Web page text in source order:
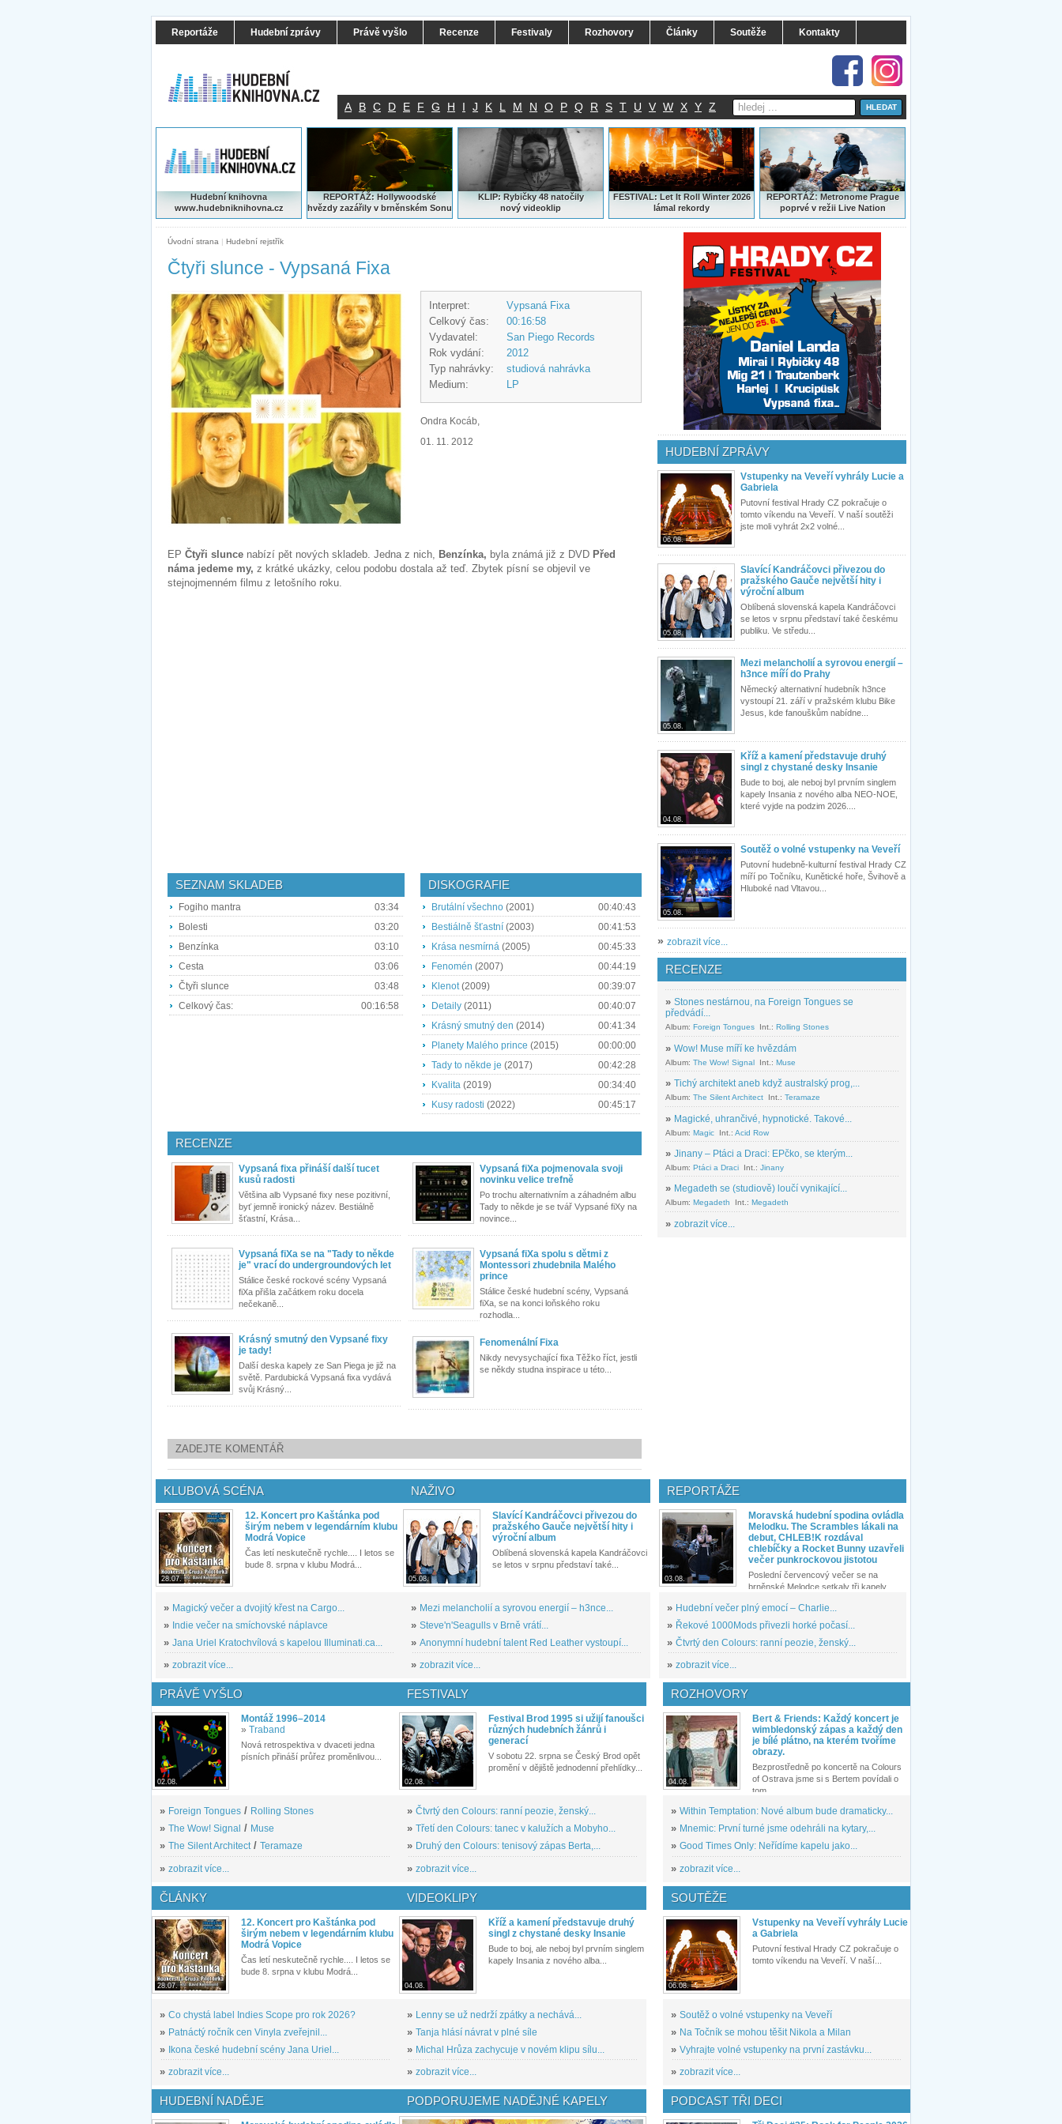
Reportáže Hudební zprávy Právě vyšlo Recenze Festivaly Rozhovory Články Soutěže Kontakty
A B C D E F G H I J K L M N O P Q R S T U V W X Y Z
Hudební knihovna
www.hudebniknihovna.cz
REPORTÁŽ: Hollywoodské
hvězdy zazářily v brněnském Sonu
KLIP: Rybičky 48 natočily
nový videoklip
FESTIVAL: Let It Roll Winter 2026
lámal rekordy
REPORTÁŽ:Metronome Prague
poprvé v režii Live Nation
Úvodní strana | Hudební rejstřík
Čtyři slunce - Vypsaná Fixa
Interpret:
Vypsaná Fixa
Celkový čas:
00:16:58
Vydavatel:
San Piego Records
Rok vydání:
2012
Typ nahrávky:
studiová nahrávka
Medium:
LP
Ondra Kocáb,
01. 11. 2012
EP Čtyři slunce nabízí pět nových skladeb. Jedna z nich, Benzínka, byla známá již z DVD Před
náma jedeme my, z krátké ukázky, celou podobu dostala až teď. Zbytek písní se objevil ve
stejnojmenném filmu z letošního roku.
SEZNAM SKLADEB
Fogiho mantra
03:34
Bolesti
03:20
Benzínka
03:10
Cesta
03:06
Čtyři slunce
03:48
Celkový čas:
00:16:58
DISKOGRAFIE
Brutální všechno (2001)
00:40:43
Bestiálně šťastní (2003)
00:41:53
Krása nesmírná (2005)
00:45:33
Fenomén (2007)
00:44:19
Klenot(2009)
00:39:07
Detaily (2011)
00:40:07
Krásný smutný den (2014)
00:41:34
Planety Malého prince (2015)
00:00:00
Tady to někde je (2017)
00:42:28
Kvalita (2019)
00:34:40
Kusy radosti (2022) 00:45:17
RECENZE
Vypsaná fixa přináší další tucet
kusů radosti
Většina alb Vypsané fixy nese pozitivní,
byť jemně ironický název. Bestiálně
šťastní, Krása...
Vypsaná fiXa pojmenovala svoji
novinku velice trefně
Po trochu alternativním a záhadném albu
Tady to někde je se tvář Vypsané fiXy na
novince...
Vypsaná fiXa se na "Tady to někde
je" vrací do undergroundových let
Stálice české rockové scény Vypsaná
fiXa přišla začátkem roku docela
nečekaně...
Vypsaná fiXa spolu s dětmi z
Montessori zhudebnila Malého
prince
Stálice české hudební scény, Vypsaná
fiXa, se na konci loňského roku
rozhodla...
Krásný smutný den Vypsané fixy
je tady!
Další deska kapely ze San Piega je již na
světě. Pardubická Vypsaná fixa vydává
svůj Krásný...
Fenomenální Fixa
Nikdy nevysychající fixa Těžko říct, jestli
se někdy studna inspirace u této...
ZADEJTE KOMENTÁŘ
HUDEBNÍ ZPRÁVY
06.08.
Vstupenky na Veveří vyhrály Lucie a
Gabriela
Putovní festival Hrady CZ pokračuje o
tomto víkendu na Veveří. V naší soutěži
jste moli vyhrát 2x2 volné...
05.08.
Slavící Kandráčovci přivezou do
pražského Gauče největší hity i
výroční album
Oblíbená slovenská kapela Kandráčovci
se letos v srpnu představí také českému
publiku. Ve středu...
05.08.
Mezi melancholií a syrovou energií –
h3nce míří do Prahy
Německý alternativní hudebník h3nce
vystoupí 21. září v pražském klubu Bike
Jesus, kde fanouškům nabídne...
04.08.
Kříž a kamení představuje druhý
singl z chystané desky Insanie
Bude to boj, ale neboj byl prvním singlem
kapely Insania z nového alba NEO-NOE,
které vyjde na podzim 2026....
05.08.
Soutěž o volné vstupenky na Veveří
Putovní hudebně-kulturní festival Hrady CZ
míří po Točníku, Kunětické hoře, Švihově a
Hluboké nad Vltavou...
» zobrazit více...
RECENZE
» Stones nestárnou, na Foreign Tongues se
předvádí...
Album: Foreign Tongues Int.: Rolling Stones
» Wow! Muse míří ke hvězdám
Album: The Wow! Signal Int.: Muse
» Tichý architekt aneb když australský prog,...
Album: The Silent Architect Int.: Teramaze
» Magické, uhrančivé, hypnotické. Takové...
Album: Magic Int.: Acid Row
» Jinany – Ptáci a Draci: EPčko, se kterým...
Album: Ptáci a Draci Int.: Jinany
» Megadeth se (studiově) loučí vynikající...
Album: Megadeth Int.: Megadeth
» zobrazit více...
KLUBOVÁ SCÉNA
28.07.
12. Koncert pro Kaštánka pod
širým nebem v legendárním klubu
Modrá Vopice
Čas letí neskutečně rychle.... I letos se
bude 8. srpna v klubu Modrá...
» Magický večer a dvojitý křest na Cargo...
» Indie večer na smíchovské náplavce
» Jana Uriel Kratochvílová s kapelou Illuminati.ca...
» zobrazit více...
NAŽIVO
05.08.
Slavící Kandráčovci přivezou do
pražského Gauče největší hity i
výroční album
Oblíbená slovenská kapela Kandráčovci
se letos v srpnu představí také...
» Mezi melancholií a syrovou energií – h3nce...
» Steve'n'Seagulls v Brně vrátí...
» Anonymní hudební talent Red Leather vystoupí...
» zobrazit více...
REPORTÁŽE
03.08.
Moravská hudební spodina ovládla
Melodku. The Scrambles lákali na
debut, CHLEB!K rozdával
chlebíčky a Rocket Bunny uzavřeli
večer punkrockovou jistotou
Poslední červencový večer se na
brněnské Melodce setkaly tři kapely...
» Hudební večer plný emocí – Charlie...
» Řekové 1000Mods přivezli horké počasí...
» Čtvrtý den Colours: ranní peozie, ženský...
» zobrazit více...
PRÁVĚ VYŠLO
02.08.
Montáž 1996–2014
» Traband
Nová retrospektiva v dvaceti jedna
písních přináší průřez proměnlivou...
» Foreign Tongues / Rolling Stones
» The Wow! Signal / Muse
» The Silent Architect/ Teramaze
» zobrazit více...
FESTIVALY
02.08.
Festival Brod 1995 si užijí fanoušci
různých hudebních žánrů i
generací
V sobotu 22. srpna se Český Brod opět
promění v dějiště jednodenní přehlídky...
» Čtvrtý den Colours: ranní peozie, ženský...
» Třetí den Colours: tanec v kalužích a Mobyho...
» Druhý den Colours: tenisový zápas Berta,...
» zobrazit více...
ROZHOVORY
04.08.
Bert & Friends: Každý koncert je
wimbledonský zápas a každý den
je bílé plátno, na kterém tvoříme
obrazy.
Bezprostředně po koncertě na Colours
of Ostrava jsme si s Bertem povídali o
tom,...
» Within Temptation: Nové album bude dramaticky...
» Mnemic: První turné jsme odehráli na kytary,...
» Good Times Only: Neřídíme kapelu jako...
» zobrazit více...
ČLÁNKY
28.07.
12. Koncert pro Kaštánka pod
širým nebem v legendárním klubu
Modrá Vopice
Čas letí neskutečně rychle.... I letos se
bude 8. srpna v klubu Modrá...
» Co chystá label Indies Scope pro rok 2026?
» Patnáctý ročník cen Vinyla zveřejnil...
» Ikona české hudební scény Jana Uriel...
» zobrazit více...
VIDEOKLIPY
04.08.
Kříž a kamení představuje druhý
singl z chystané desky Insanie
Bude to boj, ale neboj byl prvním singlem
kapely Insania z nového alba...
» Lenny se už nedrží zpátky a nechává...
» Tanja hlásí návrat v plné síle
» Michal Hrůza zachycuje v novém klipu sílu...
» zobrazit více...
SOUTĚŽE
06.08.
Vstupenky na Veveří vyhrály Lucie
a Gabriela
Putovní festival Hrady CZ pokračuje o
tomto víkendu na Veveří. V naší...
» Soutěž o volné vstupenky na Veveří
» Na Točník se mohou těšit Nikola a Milan
» Vyhrajte volné vstupenky na první zastávku...
» zobrazit více...
HUDEBNÍ NADĚJE PODPORUJEME NADĚJNÉ KAPELY PODCAST TŘI DECI